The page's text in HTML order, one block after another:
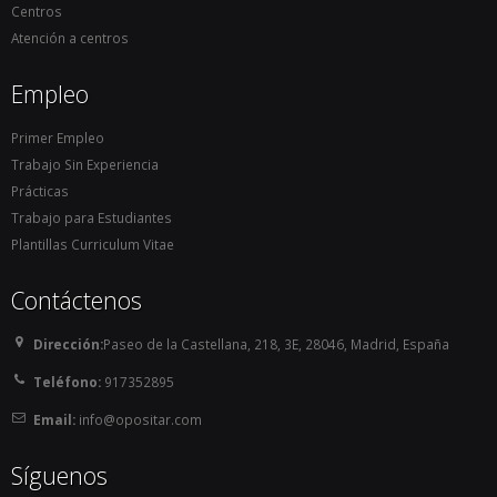
        En Aragón, a partir de la publicación del
regula la organización y funcionamiento de los
Salvamento de la Comunidad Autónoma de
Aragón,  publicado en el BOA de 17 de octubre de
2014, la categoría de Bombero se clasifica en el
Grupo C, subgrupo C1, que corresponde al Título
de Bachiller o técnico.
plaza sea para bombero conductor, pueden llegar
    Altura: no hay nada definido.
Normalmente estos requisitos deben cumplirse
en el momento de presentación de instancias. No
carnés de conducir cuando se vaya a tomar
Centros
Atención a centros
Empleo
Primer Empleo
Trabajo Sin Experiencia
Prácticas
Trabajo para Estudiantes
Plantillas Curriculum Vitae
Contáctenos
Dirección:Paseo de la Castellana, 218, 3E, 28046, Madrid, España
Teléfono: 917352895
Email:info@opositar.com
Síguenos